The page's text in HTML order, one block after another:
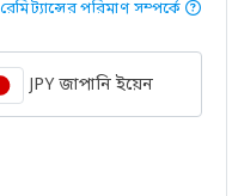
রেমিট্যান্সের পরিমাণ সম্পর্কে
JPY জাপানি ইয়েন